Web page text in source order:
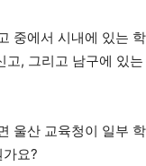
중에서 시내에 있는
고, 그리고 남구에 있
울산 교육청이 일부
요?